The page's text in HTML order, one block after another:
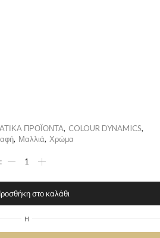
ΠΡΟΪΟΝΤΑ, COLOUR DYNAMICS,
, Μαλλιά, Χρώμα
στο καλάθι
H